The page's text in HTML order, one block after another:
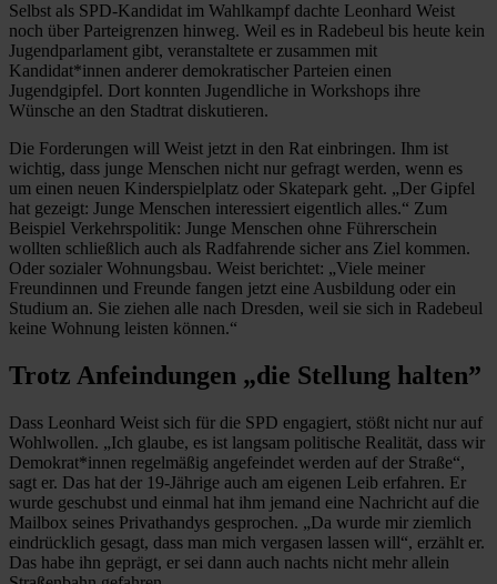
Selbst als SPD-Kandidat im Wahlkampf dachte Leonhard Weist
noch über Parteigrenzen hinweg. Weil es in Radebeul bis heute kein
Jugendparlament gibt, veranstaltete er zusammen mit
Kandidat*innen anderer demokratischer Parteien einen
Jugendgipfel. Dort konnten Jugendliche in Workshops ihre
Wünsche an den Stadtrat diskutieren.
Die Forderungen will Weist jetzt in den Rat einbringen. Ihm ist
wichtig, dass junge Menschen nicht nur gefragt werden, wenn es
um einen neuen Kinderspielplatz oder Skatepark geht. „Der Gipfel
hat gezeigt: Junge Menschen interessiert eigentlich alles.“ Zum
Beispiel Verkehrspolitik: Junge Menschen ohne Führerschein
wollten schließlich auch als Radfahrende sicher ans Ziel kommen.
Oder sozialer Wohnungsbau. Weist berichtet: „Viele meiner
Freundinnen und Freunde fangen jetzt eine Ausbildung oder ein
Studium an. Sie ziehen alle nach Dresden, weil sie sich in Radebeul
keine Wohnung leisten können.“
Trotz Anfeindungen „die Stellung halten”
Dass Leonhard Weist sich für die SPD engagiert, stößt nicht nur auf
Wohlwollen. „Ich glaube, es ist langsam politische Realität, dass wir
Demokrat*innen regelmäßig angefeindet werden auf der Straße“,
sagt er. Das hat der 19-Jährige auch am eigenen Leib erfahren. Er
wurde geschubst und einmal hat ihm jemand eine Nachricht auf die
Mailbox seines Privathandys gesprochen. „Da wurde mir ziemlich
eindrücklich gesagt, dass man mich vergasen lassen will“, erzählt er.
Das habe ihn geprägt, er sei dann auch nachts nicht mehr allein